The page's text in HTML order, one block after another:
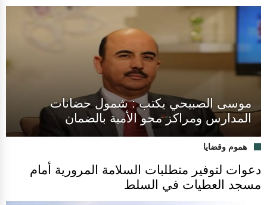
موسى الصبيحي يكتب : شمول حضانات
المدارس ومراكز محو الأمية بالضمان
هموم وقضايا
دعوات لتوفير متطلبات السلامة المرورية أمام
مسجد العطيات في السلط